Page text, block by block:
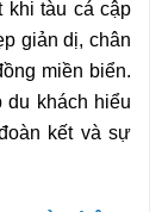
khi tàu cá cập
giản dị, chân
miền biển.
khách hiểu
kết và sự